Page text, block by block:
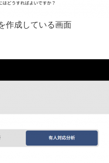
作成している画面